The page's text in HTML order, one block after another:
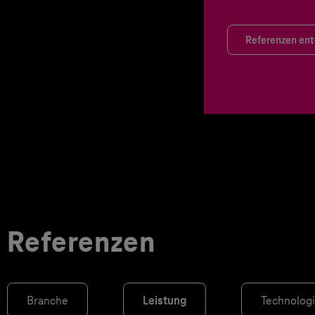
Referenzen
Referenzen
Branche Leistung